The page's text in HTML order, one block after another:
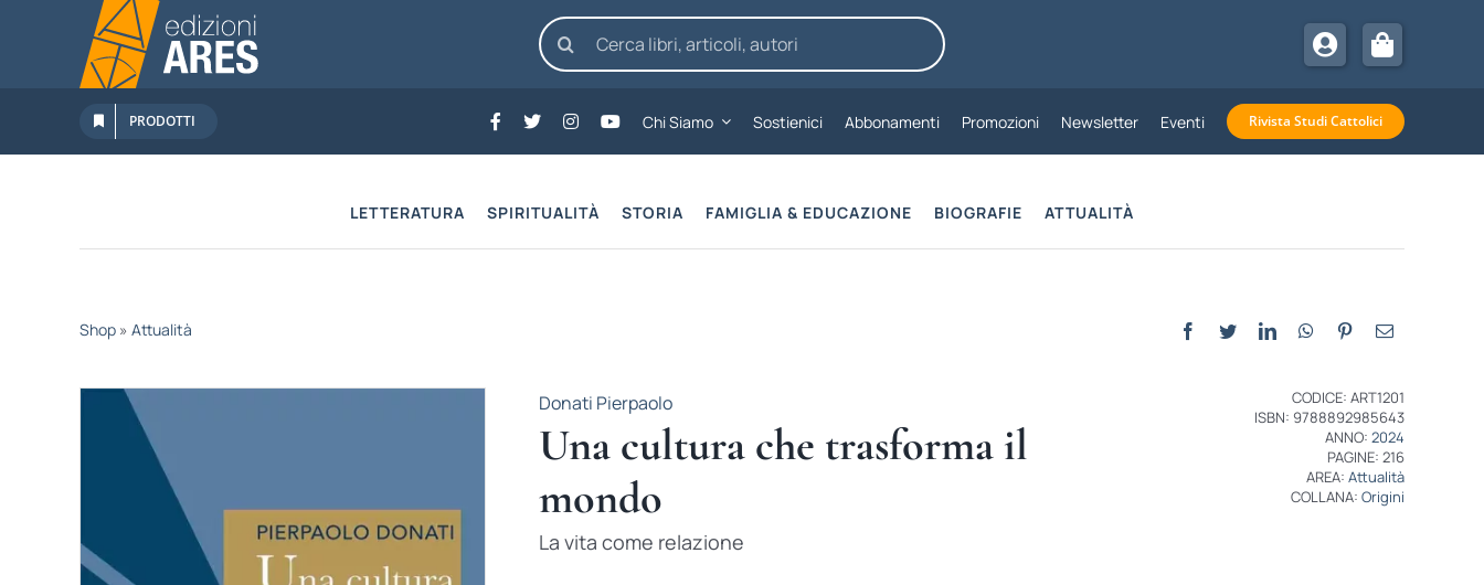
contenuto
Cerca
per:
PRODOTTI Chi Siamo Sostienici Abbonamenti Promozioni Newsletter Eventi Rivista Studi Cattolici
LETTERATURA SPIRITUALITÀ STORIA FAMIGLIA & EDUCAZIONE BIOGRAFIE ATTUALITÀ
Shop» Attualità
Donati Pierpaolo
Una cultura che trasforma il
mondo
La vita come relazione
CODICE: ART1201
ISBN: 9788892985643
ANNO:2024
PAGINE: 216
AREA:Attualità
COLLANA:Origini